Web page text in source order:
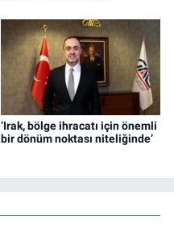
‘Irak, bölge ihracatı için önemli
bir dönüm noktası niteliğinde’